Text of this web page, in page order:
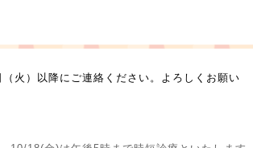
火）以降にご連絡ください。よろしくお願い